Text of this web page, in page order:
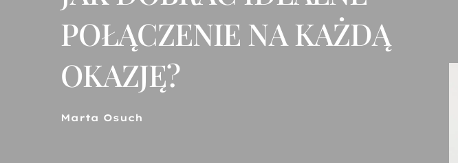
POŁĄCZENIE NA KAŻDĄ
OKAZJĘ?
Marta Osuch